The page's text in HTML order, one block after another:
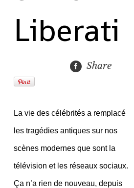
Liberati
Share
La vie des célébrités a remplacé
les tragédies antiques sur nos
scènes modernes que sont la
télévision et les réseaux sociaux.
Ça n’a rien de nouveau, depuis